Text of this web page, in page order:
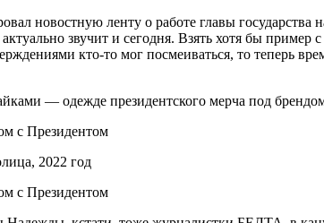
новостную ленту о работе главы государства
звучит и сегодня. Взять хотя бы пример
кто-то мог посмеиваться, то теперь
— одежде президентского мерча под
2022 год